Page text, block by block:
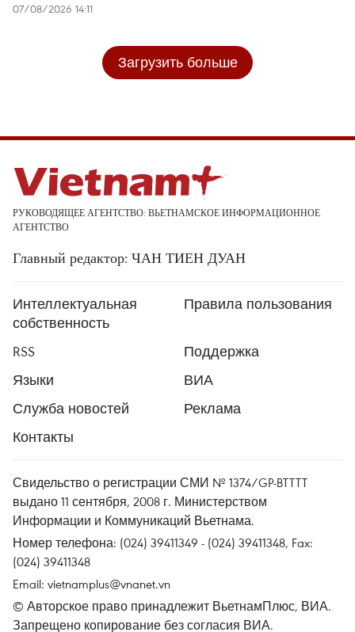
07/08/2026 14:11
Загрузить больше
РУКОВОДЯЩЕЕ АГЕНТСТВО: ВЬЕТНАМСКОЕ ИНФОРМАЦИОННОЕ
АГЕНТСТВО
Главный редактор: ЧАН ТИЕН ДУАН
Интеллектуальная
собственность
Правила пользования
RSS
Поддержка
Языки
ВИА
Служба новостей
Реклама
Контакты
Свидельство о регистрации СМИ № 1374/GP-BTTTT
выдано 11 сентября, 2008 г. Министерством
Информации и Коммуникаций Вьетнама.
Номер телефона: (024) 39411349 - (024) 39411348, Fax:
(024) 39411348
Email: vietnamplus@vnanet.vn
© Авторское право принадлежит ВьетнамПлюс, ВИА.
Запрещено копирование без согласия ВИА.